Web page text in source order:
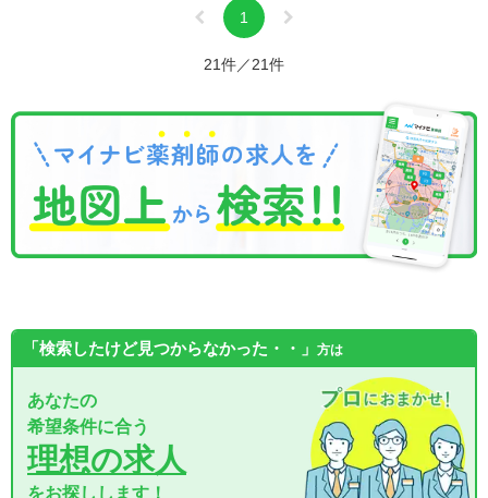
1
21件／21件
「検索したけど見つからなかった・・」 方は
あなたの
希望条件に合う
理想の求人
をお探しします！